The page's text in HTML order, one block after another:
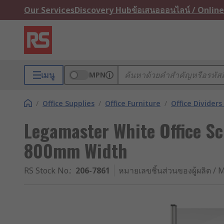
Our ServicesDiscovery Hubข้อเสนอออนไลน์ /
เมนู MPN
/ Office Supplies / Office Furniture / Office
Legamaster White Office
800mm Width
RS Stock No.: 206-7861 หมายเลขชิ้นส่วนของผู้ผลิต /